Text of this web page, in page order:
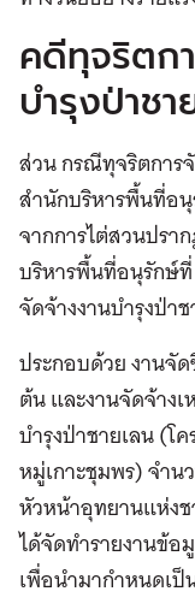
คดีทุจริตก
บำรุงป่าชา
ส่วน กรณีทุจริตการ
สำนักบริหารพื้นที่อ
จากการไต่สวนปรา
บริหารพื้นที่อนุรักษ์
จัดจ้างงานบำรุงป่า
ประกอบด้วย งานจั
ต้น และงานจัดจ้าง
บำรุงป่าชายเลน (โ
หมู่เกาะชุมพร) จำน
หัวหน้าอุทยานแห่ง
ได้จัดทำรายงานข้อ
เพื่อนำมากำหนดเป็